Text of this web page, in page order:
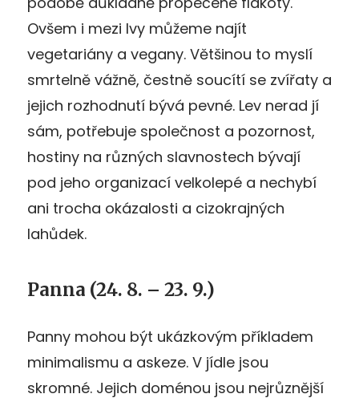
Ovšem i mezi lvy můžeme najít
vegetariány a vegany. Většinou to myslí
smrtelně vážně, čestně soucítí se zvířaty a
jejich rozhodnutí bývá pevné. Lev nerad jí
sám, potřebuje společnost a pozornost,
hostiny na různých slavnostech bývají
pod jeho organizací velkolepé a nechybí
ani trocha okázalosti a cizokrajných
lahůdek.
Panna (24. 8. – 23. 9.)
Panny mohou být ukázkovým příkladem
minimalismu a askeze. V jídle jsou
skromné. Jejich doménou jsou nejrůznější